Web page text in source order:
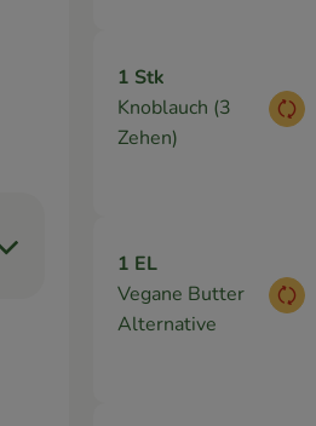
1 Stk
Knoblauch (3
Zehen)
1 EL
Vegane Butter
Alternative